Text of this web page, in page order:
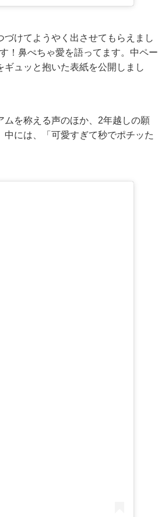
けてようやく出させてもらえまし
！鼻ぺちゃ愛を語ってます。中ペー
ュッと抱いた表紙を公開しまし
を称える声のほか、2年越しの願
には、「可愛すぎて秒でポチッた